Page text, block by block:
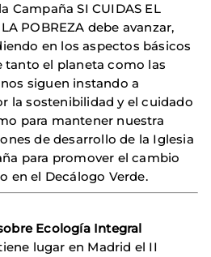
Campaña SI CUIDAS EL
LA POBREZA debe avanzar,
en los aspectos básicos
tanto el planeta como las
siguen instando a
la sostenibilidad y el cuidado
para mantener nuestra
de desarrollo de la Iglesia
para promover el cambio
en el Decálogo Verde.
Ecología Integral
lugar en Madrid el II